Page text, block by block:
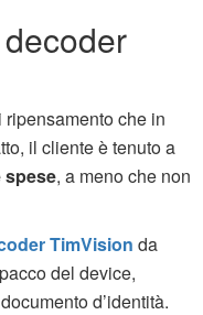
che in
il cliente è tenuto a
spese, a meno che non
TimVision da
del device,
d’identità.